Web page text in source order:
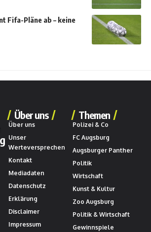
Fifa-Pläne ab – keine
Über uns
Über uns
Unser
Werteversprechen
Kontakt
Mediadaten
Datenschutz
Erklärung
Disclaimer
Impressum
Themen
Polizei & Co
FC Augsburg
Augsburger Panther
Politik
Wirtschaft
Kunst & Kultur
Zoo Augsburg
Politik & Wirtschaft
Gewinnspiele